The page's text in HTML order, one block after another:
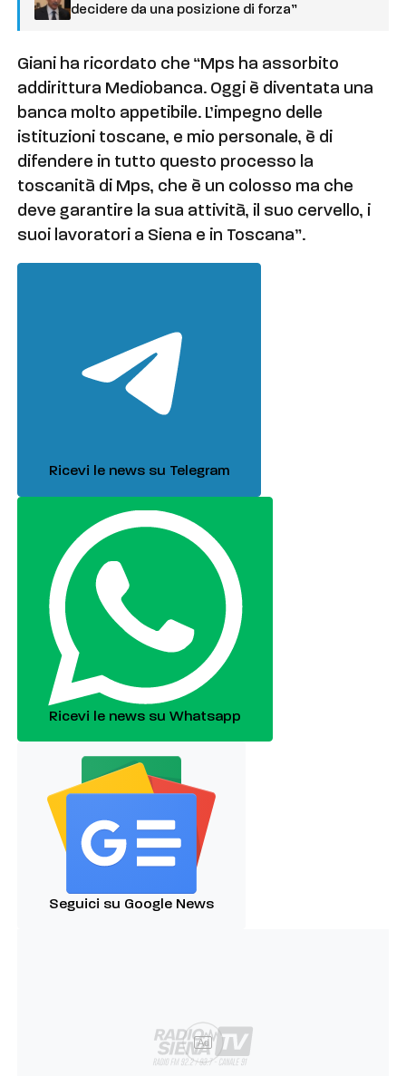
decidere da una posizione di forza”
Giani ha ricordato che “Mps ha assorbito
addirittura Mediobanca. Oggi è diventata una
banca molto appetibile. L’impegno delle
istituzioni toscane, e mio personale, è di
difendere in tutto questo processo la
toscanità di Mps, che è un colosso ma che
deve garantire la sua attività, il suo cervello, i
suoi lavoratori a Siena e in Toscana”.
Ricevi le news su Telegram
Ricevi le news su Whatsapp
Seguici su Google News
Ad